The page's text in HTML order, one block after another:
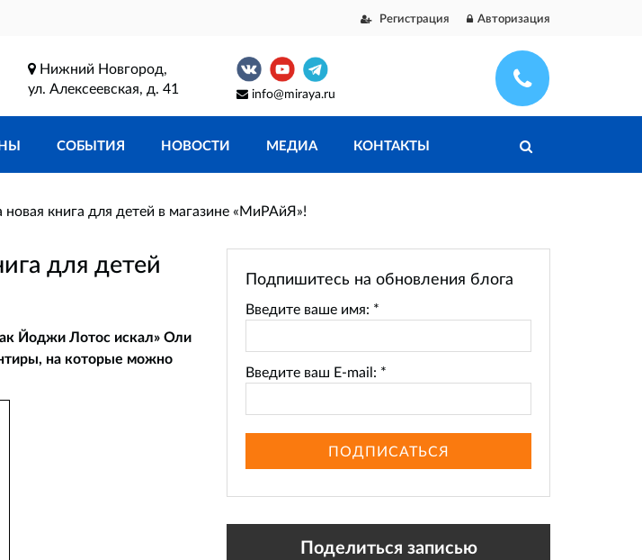
Регистрация Авторизация
Нижний Новгород,
ул. Алексеевская, д. 41
info@miraya.ru
СОБЫТИЯ НОВОСТИ МЕДИА КОНТАКТЫ
книга для детей в магазине «МиРАйЯ»!
для детей
Йоджи Лотос искал» Оли
на которые можно
Подпишитесь на обновления блога
Введите ваше имя: *
Введите ваш E-mail: *
ПОДПИСАТЬСЯ
Поделиться записью